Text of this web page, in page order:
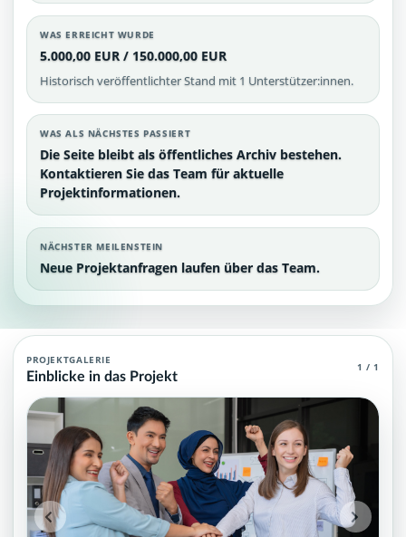
WAS ERREICHT WURDE
5.000,00 EUR / 150.000,00 EUR
Historisch veröffentlichter Stand mit 1 Unterstützer:innen.
WAS ALS NÄCHSTES PASSIERT
Die Seite bleibt als öffentliches Archiv bestehen.
Kontaktieren Sie das Team für aktuelle
Projektinformationen.
NÄCHSTER MEILENSTEIN
Neue Projektanfragen laufen über das Team.
Voices Unlocked – Digitale Teilhabe für
We build an inclusive, community-driven AI language platform
Projektteam: SupraTix GmbH.
Historischer Finanzierungsstand: 5.000,00 EUR von
Unterstützer:innen: 1. Erreicht: 3 Prozent.
Historisch veröffentlichte Unterstützungsoptionen: 3.
Aktiver Seitenabschnitt: information.
Qualitätssicherung: Kanonische URL, Robots-Angaben,
PROJEKTGALERIE
Einblicke in das Projekt 1 / 1